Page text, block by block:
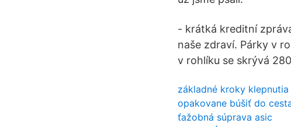
- krátká kreditní
naše zdraví. Párky v
v rohlíku se skrývá
základné kroky
opakovane búšiť do
ťažobná súprava asic